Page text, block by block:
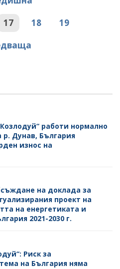
работи нормално
р. Дунав, България
износ на
на доклада за
проект на
на енергетиката и
2021-2030 г.
Риск за
на България няма
17 18
19